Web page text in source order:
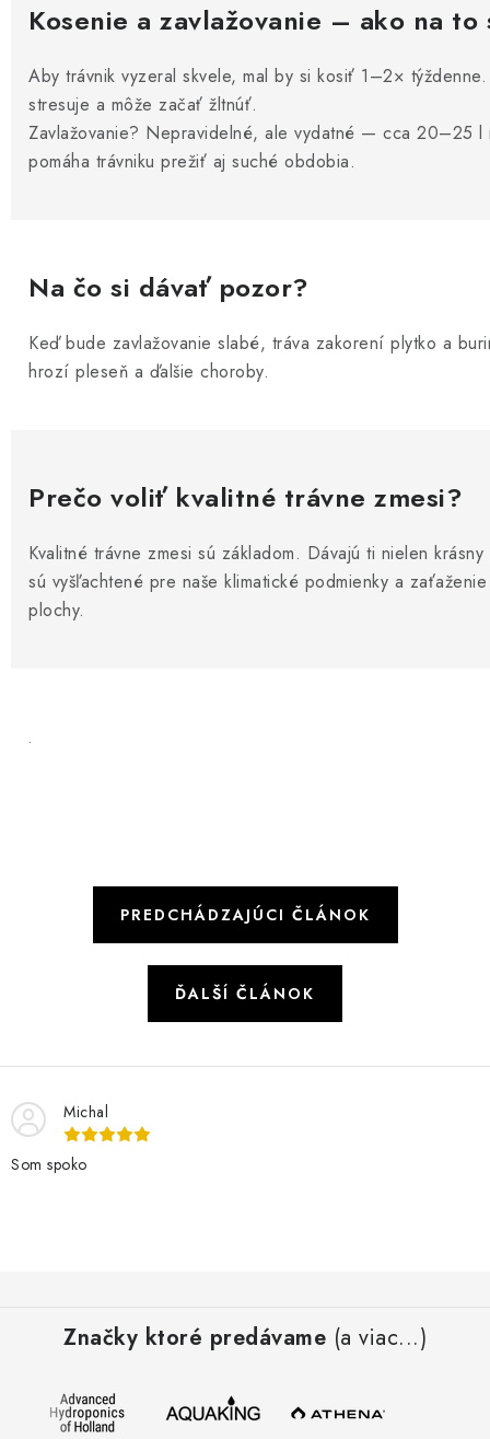
Kosenie a zavlažovanie – ako na to
Aby trávnik vyzeral skvele, mal by si kosiť 1–2×
stresuje a môže začať žltnúť.
Zavlažovanie? Nepravidelné, ale vydatné — cca 20–25
pomáha trávniku prežiť aj suché obdobia.
Na čo si dávať pozor?
Keď bude zavlažovanie slabé, tráva zakorení plytko a
hrozí pleseň a ďalšie choroby.
Prečo voliť kvalitné trávne zmesi?
Kvalitné trávne zmesi sú základom. Dávajú ti nielen
sú vyšľachtené pre naše klimatické podmienky a
plochy.
.
PREDCHÁDZAJÚCI ČLÁNOK
ĎALŠÍ ČLÁNOK
Michal
Som spoko
Značky ktoré predávame (a viac...)